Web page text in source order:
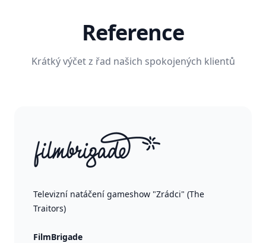
Reference
Krátký výčet z řad našich spokojených klientů
Televizní natáčení gameshow "Zrádci" (The
Traitors)
FilmBrigade